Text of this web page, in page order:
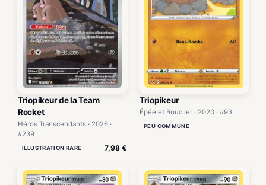
Triopikeur de la Team
Rocket
Héros Transcendants · 2026 ·
#239
ILLUSTRATION RARE 7,98 €
Triopikeur
Épée et Bouclier · 2020 · #93
PEU COMMUNE